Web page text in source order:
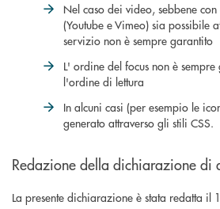
Nel caso dei video, sebbene
(Youtube e Vimeo) sia possibile
servizio non è sempre garantito
L' ordine del focus non è
l'ordine di lettura
In alcuni casi (per esempio le
generato attraverso gli stili CSS.
Redazione della dichiarazione di
La presente dichiarazione è stata redatta